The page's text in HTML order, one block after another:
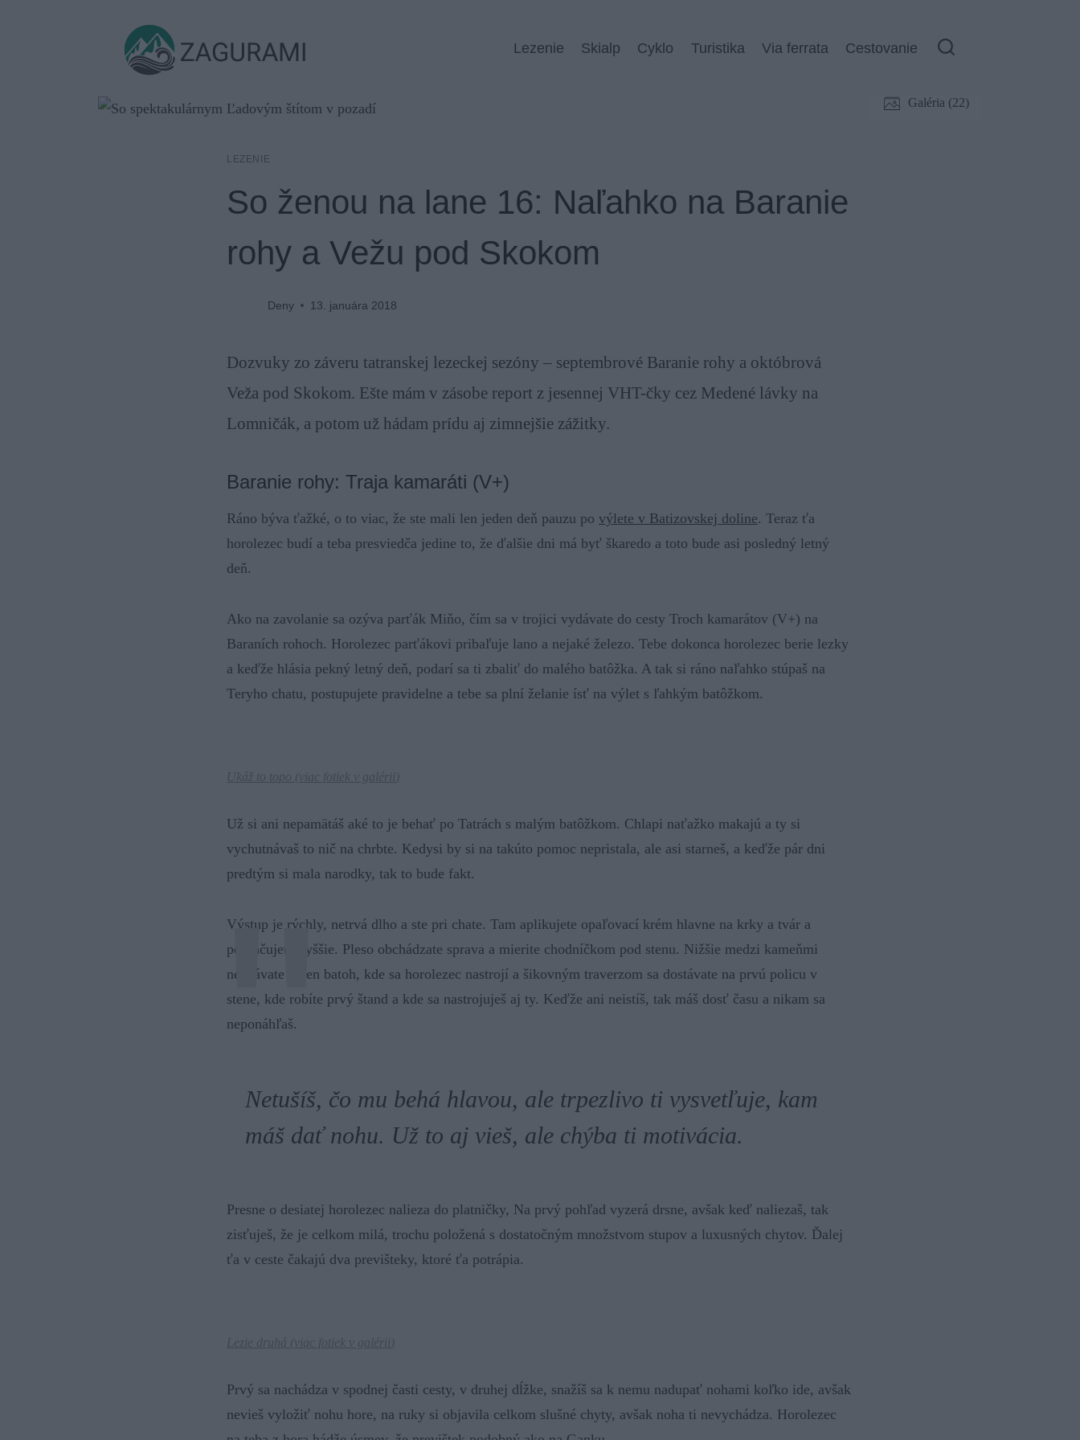
ZAGURAMI Lezenie Skialp Cyklo Turistika Via ferrata Cestovanie
Galéria (22)
LEZENIE
So ženou na lane 16: Naľahko na Baranie
rohy a Vežu pod Skokom
Deny 13. januára 2018
Dozvuky zo záveru tatranskej lezeckej sezóny – septembrové Baranie rohy a októbrová
Veža pod Skokom. Ešte mám v zásobe report z jesennej VHT-čky cez Medené lávky na
Lomničák, a potom už hádam prídu aj zimnejšie zážitky.
Baranie rohy: Traja kamaráti (V+)
Ráno býva ťažké, o to viac, že ste mali len jeden deň pauzu po výlete v Batizovskej doline. Teraz ťa
horolezec budí a teba presviedča jedine to, že ďalšie dni má byť škaredo a toto bude asi posledný letný
deň.
Ako na zavolanie sa ozýva parťák Miňo, čím sa v trojici vydávate do cesty Troch kamarátov (V+) na
Baraních rohoch. Horolezec parťákovi pribaľuje lano a nejaké železo. Tebe dokonca horolezec berie lezky
a keďže hlásia pekný letný deň, podarí sa ti zbaliť do malého batôžka. A tak si ráno naľahko stúpaš na
Teryho chatu, postupujete pravidelne a tebe sa plní želanie ísť na výlet s ľahkým batôžkom.
Ukáž to topo ( viac fotiek v galérii )
Už si ani nepamätáš aké to je behať po Tatrách s malým batôžkom. Chlapi naťažko makajú a ty si
vychutnávaš to nič na chrbte. Kedysi by si na takúto pomoc nepristala, ale asi starneš, a keďže pár dni
predtým si mala narodky, tak to bude fakt.
Výstup je rýchly, netrvá dlho a ste pri chate. Tam aplikujete opaľovací krém hlavne na krky a tvár a
pokračujete vyššie. Pleso obchádzate sprava a mierite chodníčkom pod stenu. Nižšie medzi kameňmi
nechávate jeden batoh, kde sa horolezec nastrojí a šikovným traverzom sa dostávate na prvú policu v
stene, kde robíte prvý štand a kde sa nastrojuješ aj ty. Keďže ani neistíš, tak máš dosť času a nikam sa
neponáhľaš.
Netušíš, čo mu behá hlavou, ale trpezlivo ti vysvetľuje, kam
máš dať nohu. Už to aj vieš, ale chýba ti motivácia.
Presne o desiatej horolezec nalieza do platničky, Na prvý pohľad vyzerá drsne, avšak keď naliezaš, tak
zisťuješ, že je celkom milá, trochu položená s dostatočným množstvom stupov a luxusných chytov. Ďalej
ťa v ceste čakajú dva previšteky, ktoré ťa potrápia.
Lezie druhá ( viac fotiek v galérii )
Prvý sa nachádza v spodnej časti cesty, v druhej dĺžke, snažíš sa k nemu nadupať nohami koľko ide, avšak
nevieš vyložiť nohu hore, na ruky si objavila celkom slušné chyty, avšak noha ti nevychádza. Horolezec